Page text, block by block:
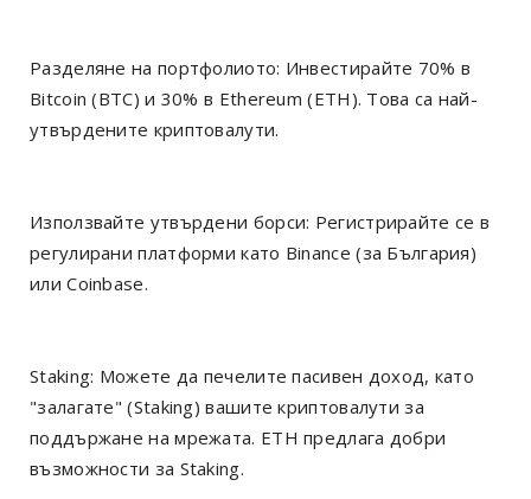
Разделяне на портфолиото: Инвестирайте 70% в
Bitcoin (BTC) и 30% в Ethereum (ETH). Това са най-
утвърдените криптовалути.
Използвайте утвърдени борси: Регистрирайте се в
регулирани платформи като Binance (за България)
или Coinbase.
Staking: Можете да печелите пасивен доход, като
"залагате" (Staking) вашите криптовалути за
поддържане на мрежата. ETH предлага добри
възможности за Staking.